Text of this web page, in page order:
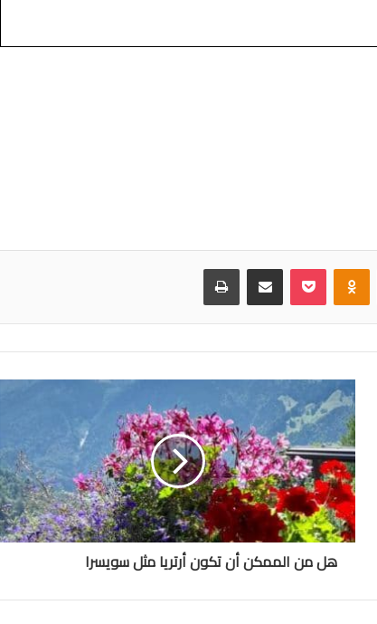
بوكيت
هل من الممكن أن تكون أرتريا مثل سويسرا